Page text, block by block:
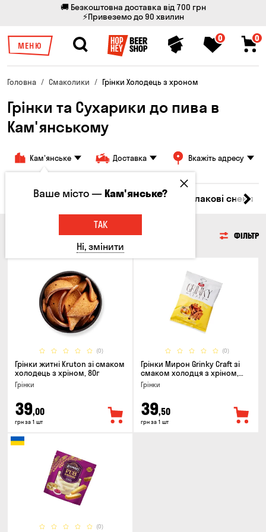
🚚 Безкоштовна доставка від 700 грн
⚡Привеземо до 90 хвилин
МЕНЮ
0 0
Головна Смаколики Грінки Холодець з хроном
Грінки та Сухарики до пива в
Кам'янському
Кам'янське Доставка Вкажіть адресу
Чипси Грінки та Сухарики Злакові снеки
ГРІНКИ ТА СУХАРИКИ ФІЛЬТР
(0)
Грінки житні Kruton зі смаком
холодець з хріном, 80г
Грінки
39,00
грн за 1 шт
(0)
Грінки Мирон Grinky Craft зі
смаком холодця з хріном,
100г
Грінки
39,50
грн за 1 шт
(0)
Ваше місто —Кам'янське?
ТАК
Ні, змінити